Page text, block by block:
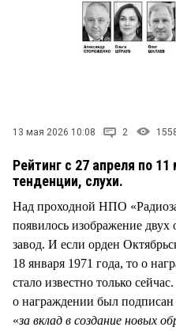
13 мая 2026 10:08 2
Рейтинг с 27 апреля по
тенденции, слухи.
Над проходной НПО
появилось изображение
завод. И если орден
18 января 1971 года, то о
стало известно только
о награждении был
«за вклад в создание новых